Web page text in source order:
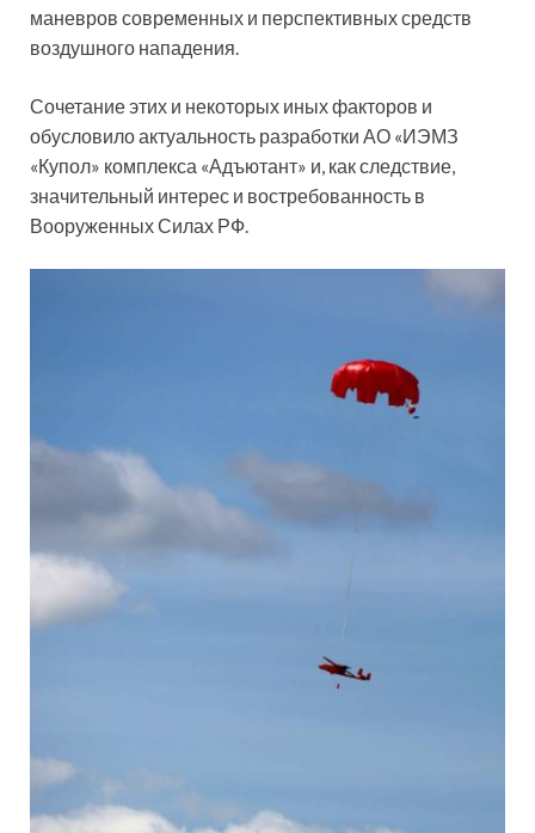
маневров современных и перспективных средств
воздушного нападения.
Сочетание этих и некоторых иных факторов и
обусловило актуальность разработки АО «ИЭМЗ
«Купол» комплекса «Адъютант» и, как следствие,
значительный интерес и востребованность в
Вооруженных Силах РФ.